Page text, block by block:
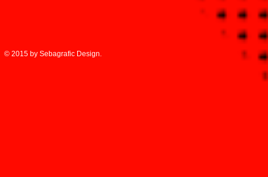
© 2015 by Sebagrafic Design.